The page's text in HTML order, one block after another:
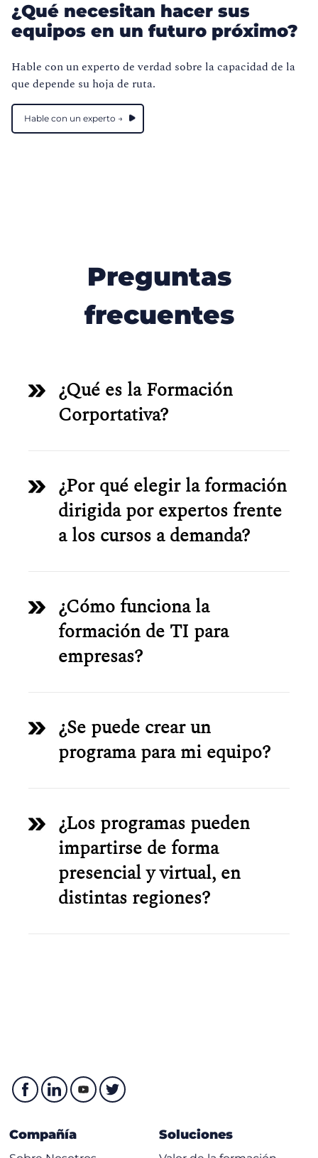
¿Qué necesitan hacer sus
equipos en un futuro próximo?
Hable con un experto de verdad sobre la capacidad de la
que depende su hoja de ruta.
Hable con un experto →
Preguntas
frecuentes
¿Qué es la Formación
Corportativa?
¿Por qué elegir la formación
dirigida por expertos frente
a los cursos a demanda?
¿Cómo funciona la
formación de TI para
empresas?
¿Se puede crear un
programa para mi equipo?
¿Los programas pueden
impartirse de forma
presencial y virtual, en
distintas regiones?
Compañía Soluciones